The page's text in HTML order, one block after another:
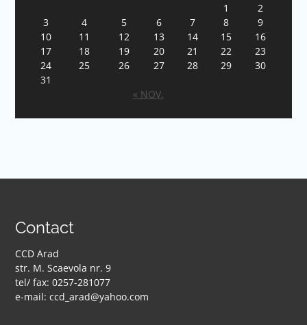
1
2
3
4 5 6 7 8
9
10
11 12 13 14 15
16
17
18 19 20 21 22
23
24
25 26 27 28 29
30
31
« NOV.
Contact
CCD Arad
str. M. Scaevola nr. 9
tel/ fax: 0257-281077
e-mail: ccd_arad@yahoo.com